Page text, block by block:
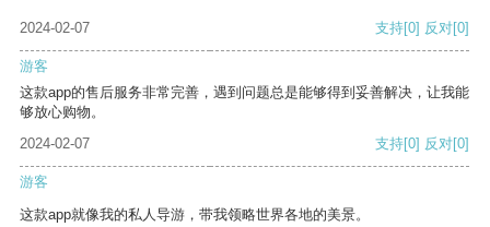
2024-02-07 支持[0] 反对[0]
游客
这款app的售后服务非常完善，遇到问题总是能够得到妥善解决，让我能
够放心购物。
2024-02-07
支持[0] 反对[0]
游客
这款app就像我的私人导游，带我领略世界各地的美景。